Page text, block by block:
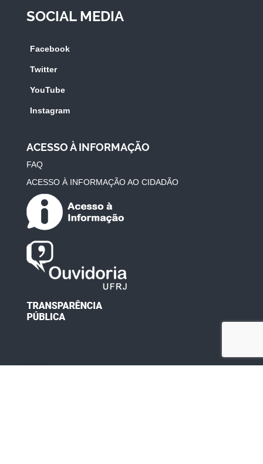
SOCIAL MEDIA
Facebook
Twitter
YouTube
Instagram
ACESSO À INFORMAÇÃO
FAQ
ACESSO À INFORMAÇÃO AO CIDADÃO